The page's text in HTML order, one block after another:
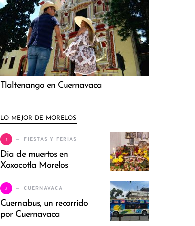
Tlaltenango en Cuernavaca
LO MEJOR DE MORELOS
1 FIESTAS Y FERIAS
Dia de muertos en
Xoxocotla Morelos
2 CUERNAVACA
Cuernabus, un recorrido
por Cuernavaca